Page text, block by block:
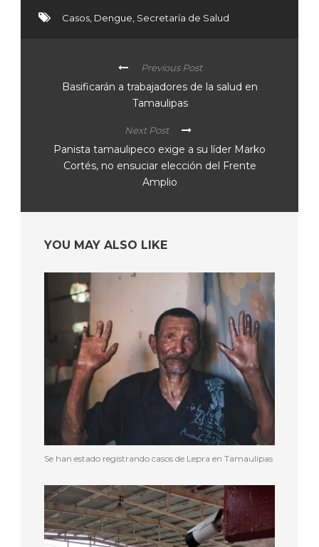
Casos, Dengue, Secretaría de Salud
Previous Post
Basificarán a trabajadores de la salud en
Tamaulipas
Next Post
Panista tamaulipeco exige a su líder Marko
Cortés, no ensuciar elección del Frente
Amplio
YOU MAY ALSO LIKE
Se han estado registrando casos de Lepra en Tamaulipas